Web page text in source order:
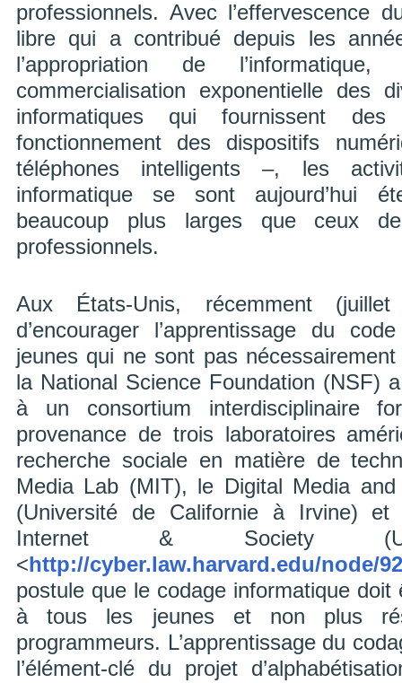
professionnels. Avec l’effervescence
libre qui a contribué depuis les
l’appropriation de
commercialisation exponentielle des
informatiques qui fournissent
fonctionnement des dispositifs
téléphones intelligents –, les
informatique se sont aujourd’hui
beaucoup plus larges que ceux
professionnels.
Aux États-Unis, récemment
d’encourager l’apprentissage du
jeunes qui ne sont pas
la National Science Foundation (NSF)
à un consortium interdisciplinaire
provenance de trois laboratoires
recherche sociale en matière de
Media Lab (MIT), le Digital Media
(Université de Californie à Irvine)
Internet & Society
<http://cyber.law.harvard.edu/node/
postule que le codage informatique doit
à tous les jeunes et non plus
programmeurs. L’apprentissage du
l’élément-clé du projet